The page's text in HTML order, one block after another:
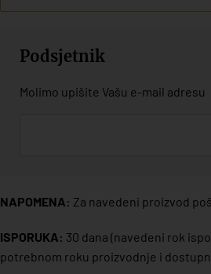
Podsjetnik
Molimo upišite Vašu e-mail adresu
NAPOMENA: Za navedeni proizvod
ISPORUKA: 30 dana (navedeni rok
potrebnom roku proizvodnje i